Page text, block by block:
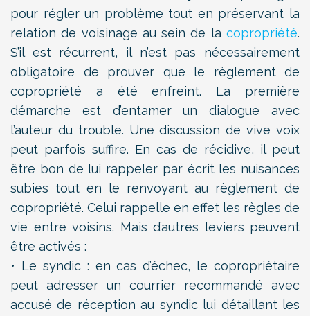
pour régler un problème tout en préservant la
relation de voisinage au sein de la copropriété.
S’il est récurrent, il n’est pas nécessairement
obligatoire de prouver que le règlement de
copropriété a été enfreint. La première
démarche est d’entamer un dialogue avec
l’auteur du trouble. Une discussion de vive voix
peut parfois suffire. En cas de récidive, il peut
être bon de lui rappeler par écrit les nuisances
subies tout en le renvoyant au règlement de
copropriété. Celui rappelle en effet les règles de
vie entre voisins. Mais d’autres leviers peuvent
être activés :
• Le syndic : en cas d’échec, le copropriétaire
peut adresser un courrier recommandé avec
accusé de réception au syndic lui détaillant les